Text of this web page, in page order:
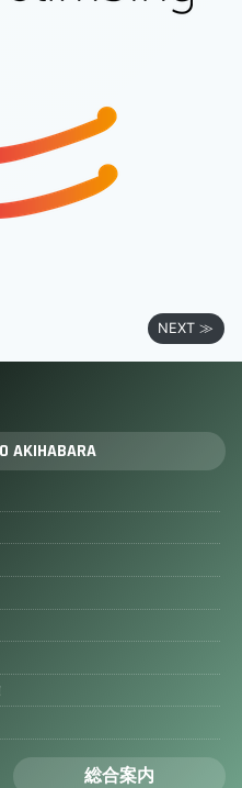
NEXT ≫
AKIHABARA
総合案内